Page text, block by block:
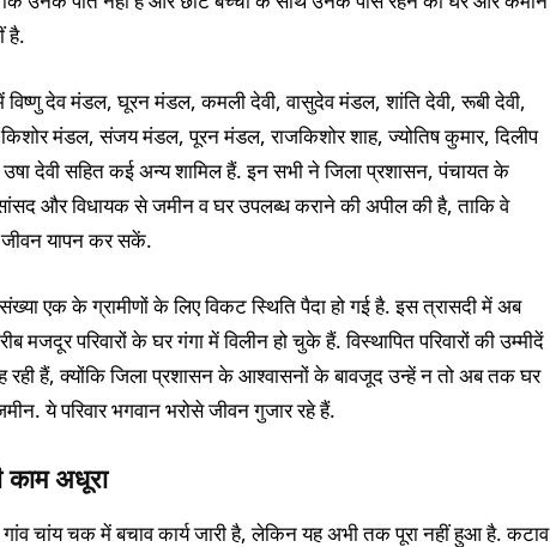
है.
में विष्णु देव मंडल, घूरन मंडल, कमली देवी, वासुदेव मंडल, शांति देवी, रूबी देवी,
मंडल, संजय मंडल, पूरन मंडल, राजकिशोर शाह, ज्योतिष कुमार, दिलीप
देवी सहित कई अन्य शामिल हैं. इन सभी ने जिला प्रशासन, पंचायत के
और विधायक से जमीन व घर उपलब्ध कराने की अपील की है, ताकि वे
यापन कर सकें.
एक के ग्रामीणों के लिए विकट स्थिति पैदा हो गई है. इस त्रासदी में अब
मजदूर परिवारों के घर गंगा में विलीन हो चुके हैं. विस्थापित परिवारों की उम्मीदें
हैं, क्योंकि जिला प्रशासन के आश्वासनों के बावजूद उन्हें न तो अब तक घर
ये परिवार भगवान भरोसे जीवन गुजार रहे हैं.
अधूरा
चांय चक में बचाव कार्य जारी है, लेकिन यह अभी तक पूरा नहीं हुआ है. कटाव